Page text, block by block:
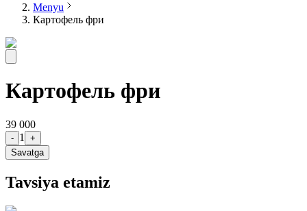
Menyu
Картофель фри
Картофель фри
39 000
- 1
+
Savatga
Tavsiya etamiz